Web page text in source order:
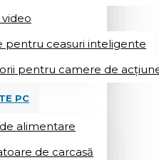
pentru ceasuri inteligente
pentru camere de
PC
alimentare
de carcasă